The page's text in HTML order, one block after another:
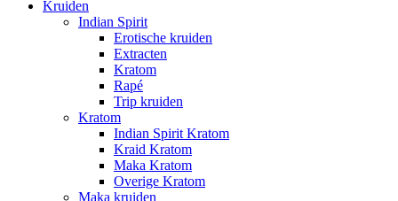
Kruiden
Indian Spirit
Erotische kruiden
Extracten
Kratom
Rapé
Trip kruiden
Kratom
Indian Spirit Kratom
Kraid Kratom
Maka Kratom
Overige Kratom
Maka kruiden